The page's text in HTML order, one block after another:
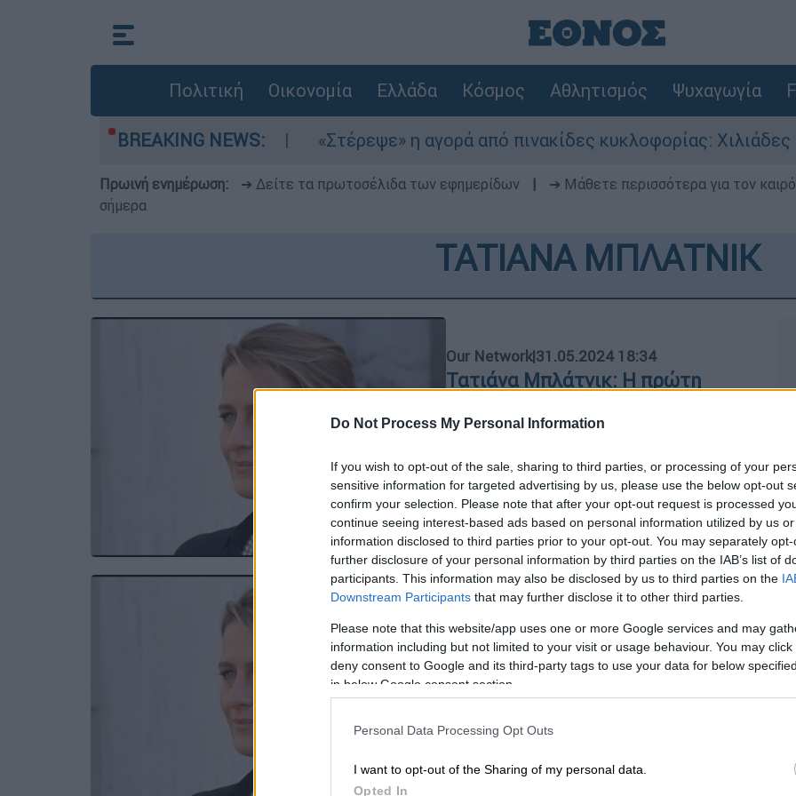
Do Not Process My Personal Information
If you wish to opt-out of the sale, sharing to third parties, or processing of your
sensitive information for targeted advertising by us, please use the below opt-out
confirm your selection. Please note that after your opt-out request is processed
continue seeing interest-based ads based on personal information utilized by us
information disclosed to third parties prior to your opt-out. You may separately
further disclosure of your personal information by third parties on the IAB’s list of
participants. This information may also be disclosed by us to third parties on the
Downstream Participants that may further disclose it to other third parties.
Please note that this website/app uses one or more Google services and may
information including but not limited to your visit or usage behaviour. You may
deny consent to Google and its third-party tags to use your data for below
in below Google consent section.
Personal Data Processing Opt Outs
I want to opt-out of the Sharing of my personal data.
Opted In
Πολιτική Οικονομία Ελλάδα Κόσμος Αθλητισμός Ψυχαγωγία
BREAKING NEWS:
μελτέμια στο Αιγαίο «Στέρεψε» η αγορά από πινακίδες κυκλοφορίας: Χιλιάδες
Πρωινή ενημέρωση: ➔ Δείτε τα πρωτοσέλιδα των εφημερίδων ➔ Μάθετε περισσότερα για τον
σήμερα
ΤΑΤΙΑΝΑ ΜΠΛΑΤΝΙΚ
Our Network|31.05.2024 18:34
Τατιάνα Μπλάτνικ: Η πρώτη
την ανακοίνωση του χωρισμού από
Η επιχειρηματίας βρέθηκε σε δείπνο
της σχεδιάστριας Θέμιδας Ζουγανέλη
Κόσμος|20.05.2024 11:23
Ώρες αγωνίας για την Τατιάνα
Μπλάτνικ: Αγνοείται ο πατριός
της - Φόβοι για τη ζωή του
Η ίδια εκφράζει ανησυχία για την